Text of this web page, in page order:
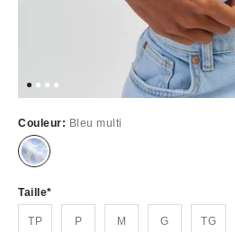
Couleur: Bleu multi
Épuisé
Taille
TP P M G TG